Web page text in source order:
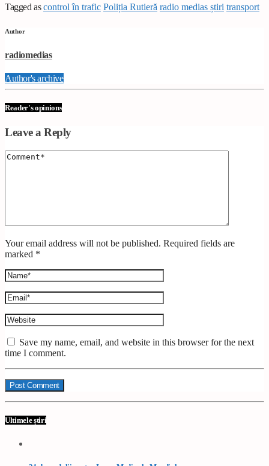
Tagged ascontrol în trafic Poliția Rutieră radio medias știri transport
Author
radiomedias
Author's archive
Reader's opinions
Leave a Reply
Your email address will not be published. Required fields are
marked *
Save my name, email, and website in this browser for the next
time I comment.
Ultimele știri